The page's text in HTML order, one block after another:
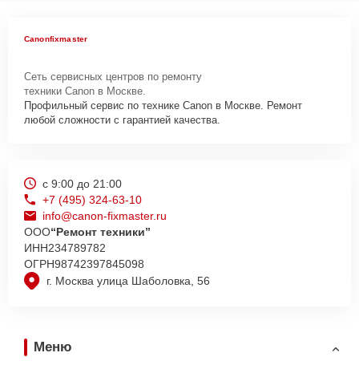
Canonfixmaster
Сеть сервисных центров по ремонту
техники Canon в Москве.
Профильный сервис по технике Canon в Москве. Ремонт
любой сложности с гарантией качества.
г. Москва улица Шаболовка, 56
с 9:00 до 21:00
+7 (495) 324-63-10
info@canon-fixmaster.ru
ООО“Ремонт техники”
ИНН234789782
ОГРН98742397845098
Меню